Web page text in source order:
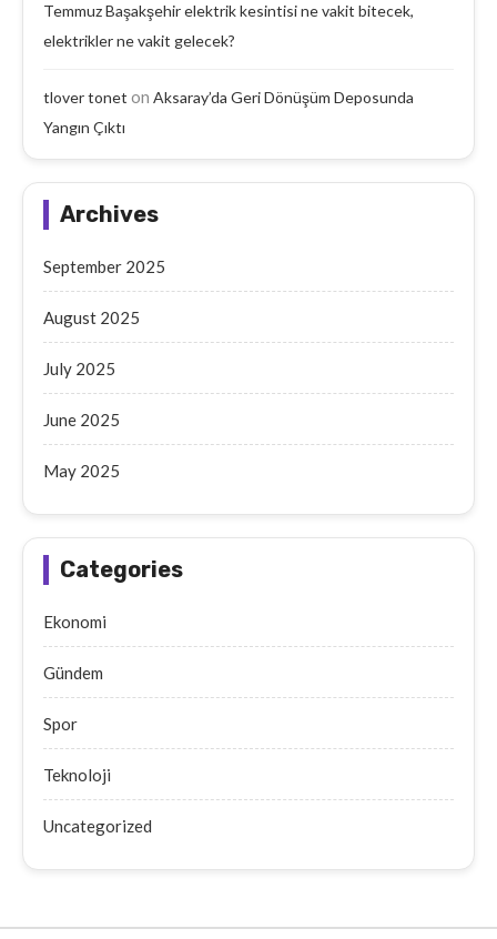
Temmuz Başakşehir elektrik kesintisi ne vakit bitecek,
elektrikler ne vakit gelecek?
tlover tonet on Aksaray’da Geri Dönüşüm Deposunda
Yangın Çıktı
Archives
September 2025
August 2025
July 2025
June 2025
May 2025
Categories
Ekonomi
Gündem
Spor
Teknoloji
Uncategorized